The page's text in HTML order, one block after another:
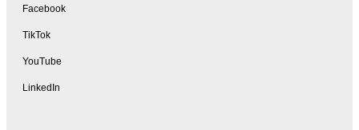
Facebook
TikTok
YouTube
LinkedIn